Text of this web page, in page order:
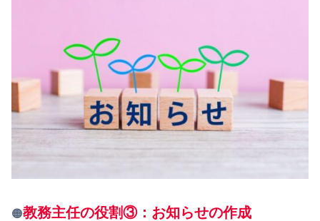
🟠教務主任の役割③：お知らせの作成